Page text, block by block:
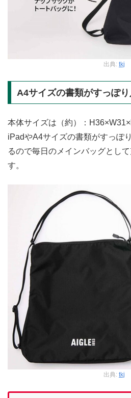
出典: tkj
A4サイズの書類がすっぽ
本体サイズは（約）：
iPadやA4サイズの書類がすっぽ
るので毎日のメインバッグとし
す。
出典: tkj